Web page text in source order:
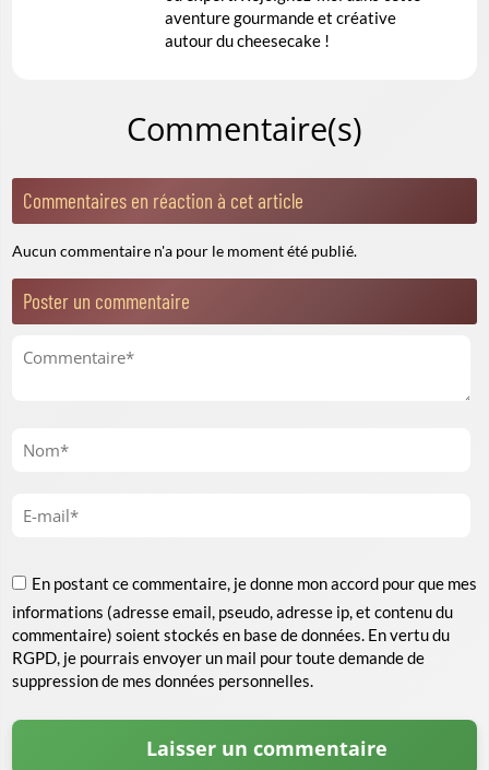
aventure gourmande et créative
autour du cheesecake !
Commentaire(s)
Commentaires en réaction à cet article
Aucun commentaire n'a pour le moment été publié.
Poster un commentaire
En postant ce commentaire, je donne mon accord pour que mes
informations (adresse email, pseudo, adresse ip, et contenu du
commentaire) soient stockés en base de données. En vertu du
RGPD, je pourrais envoyer un mail pour toute demande de
suppression de mes données personnelles.